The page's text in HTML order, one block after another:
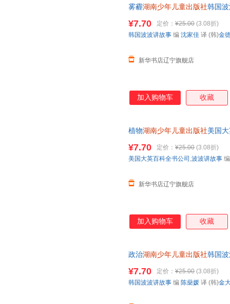
雾霾湖南少年儿童出版社韩国
¥7.70 定价： ¥25.00 (3.08折)
新华书店辽宁旗舰店
韩国波波讲故事 编 沈家佳 译 (韩)金
加入购物车 收藏
植物湖南少年儿童出版社美国
¥7.70 定价： ¥25.00 (3.08折)
新华书店辽宁旗舰店
美国大英百科全书公司 ,波波讲故事
加入购物车 收藏
政治湖南少年儿童出版社韩国
¥7.70 定价： ¥25.00 (3.08折)
韩国波波讲故事 编 陈燊媛 译 (韩)金